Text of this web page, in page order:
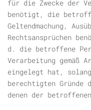
für die Zwecke der
benötigt, die
Geltendmachung,
Rechtsansprüchen
d. die betroffene
Verarbeitung gemäß
eingelegt hat,
berechtigten Gründe
denen der